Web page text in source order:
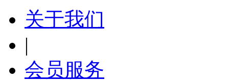
关于我们
|
会员服务